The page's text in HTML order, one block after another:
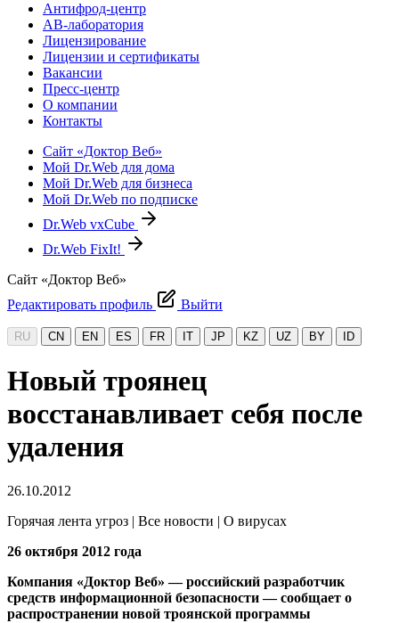
Антифрод-центр
АВ-лаборатория
Лицензирование
Лицензии и сертификаты
Вакансии
Пресс-центр
О компании
Контакты
Сайт «Доктор Веб»
Мой Dr.Web для дома
Мой Dr.Web для бизнеса
Мой Dr.Web по подписке
Dr.Web vxCube
Dr.Web FixIt!
Сайт «Доктор Веб»
Редактировать профиль
Выйти
RU CN EN ES FR IT JP KZ UZ BY ID
Новый троянец
восстанавливает себя после
удаления
26.10.2012
Горячая лента угроз | Все новости | О вирусах
26 октября 2012 года
Компания «Доктор Веб» — российский разработчик
средств информационной безопасности — сообщает о
распространении новой троянской программы